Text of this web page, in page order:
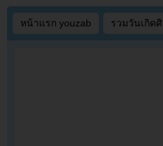
หน้าแรก youzab รวมวันเกิด